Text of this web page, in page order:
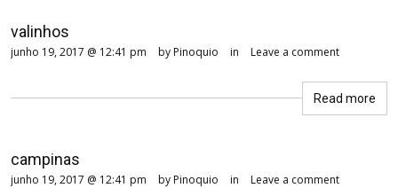
valinhos
junho 19, 2017 @ 12:41 pm by Pinoquio in Leave a comment
Read more
campinas
junho 19, 2017 @ 12:41 pm by Pinoquio in Leave a comment